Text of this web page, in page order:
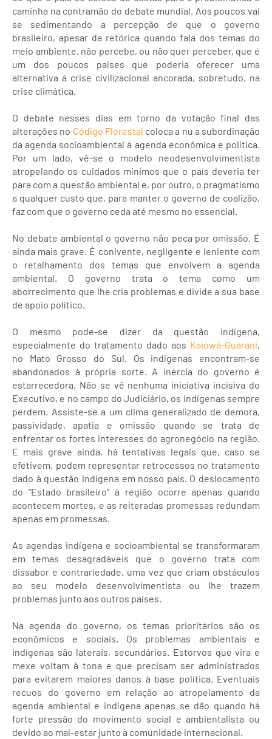
caminha na contramão do debate mundial. Aos poucos vai
se sedimentando a percepção de que o governo
brasileiro, apesar da retórica quando fala dos temas do
meio ambiente, não percebe, ou não quer perceber, que é
um dos poucos países que poderia oferecer uma
alternativa à crise civilizacional ancorada, sobretudo, na
crise climática.
O debate nesses dias em torno da votação final das
alterações no Código Florestal coloca a nu a subordinação
da agenda socioambiental à agenda econômica e política.
Por um lado, vê-se o modelo neodesenvolvimentista
atropelando os cuidados mínimos que o país deveria ter
para com a questão ambiental e, por outro, o pragmatismo
a qualquer custo que, para manter o governo de coalizão,
faz com que o governo ceda até mesmo no essencial.
No debate ambiental o governo não peca por omissão. É
ainda mais grave. É conivente, negligente e leniente com
o retalhamento dos temas que envolvem a agenda
ambiental. O governo trata o tema como um
aborrecimento que lhe cria problemas e divide a sua base
de apoio político.
O mesmo pode-se dizer da questão indígena,
especialmente do tratamento dado aos Kaiowá-Guarani,
no Mato Grosso do Sul. Os indígenas encontram-se
abandonados à própria sorte. A inércia do governo é
estarrecedora. Não se vê nenhuma iniciativa incisiva do
Executivo, e no campo do Judiciário, os indígenas sempre
perdem. Assiste-se a um clima generalizado de demora,
passividade, apatia e omissão quando se trata de
enfrentar os fortes interesses do agronegócio na região.
E mais grave ainda, há tentativas legais que, caso se
efetivem, podem representar retrocessos no tratamento
dado à questão indígena em nosso país. O deslocamento
do “Estado brasileiro” à região ocorre apenas quando
acontecem mortes, e as reiteradas promessas redundam
apenas em promessas.
As agendas indígena e socioambiental se transformaram
em temas desagradáveis que o governo trata com
dissabor e contrariedade, uma vez que criam obstáculos
ao seu modelo desenvolvimentista ou lhe trazem
problemas junto aos outros países.
Na agenda do governo, os temas prioritários são os
econômicos e sociais. Os problemas ambientais e
indígenas são laterais, secundários. Estorvos que vira e
mexe voltam à tona e que precisam ser administrados
para evitarem maiores danos à base política. Eventuais
recuos do governo em relação ao atropelamento da
agenda ambiental e indígena apenas se dão quando há
forte pressão do movimento social e ambientalista ou
devido ao mal-estar junto à comunidade internacional.